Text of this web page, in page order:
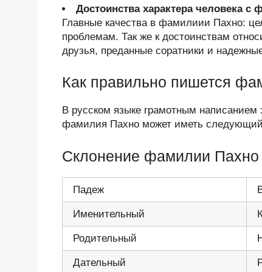
Достоинства характера человека с
Главные качества в фамилиии Пахно:
проблемам. Так же к достоинствам
друзья, преданные соратники и
Как правильно пишется
В русском языке грамотным
фамилия Пахно может иметь
Склонение фамилии
Падеж
Именительный
Родительный
Дательный